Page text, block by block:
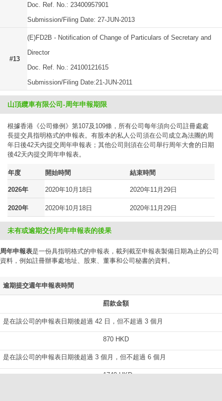
Doc. Ref. No.: 23400957901
Submission/Filing Date: 27-JUN-2013
#13
(E)FD2B - Notification of Change of Particulars of Secretary and
Director
Doc. Ref. No.: 24100121615
Submission/Filing Date:21-JUN-2011
山頂纜車有限公司-周年申報期限
根據香港《公司條例》第107及109條，所有公司每年須向公司註冊處處
長提交具指明格式的申報表。有股本的私人公司須在公司成立為法團的周
年日後42天內提交周年申報表；其他公司則須在公司舉行周年大會的日期
後42天內提交周年申報表。
年度 開始時間 結束時間
2026年 2020年10月18日 2020年11月29日
2020年 2020年10月18日 2020年11月29日
未有或逾期交付周年申報表的後果
周年申報表是一份具指明格式的申報表，載列截至申報表製備日期為止的公司
資料，例如註冊辦事處地址、股東、董事和公司秘書的資料。
逾期提交週年申報表時間
罰款金額
是在該公司的申報表日期後超過 42 日，但不超過 3 個月
870 HKD
是在該公司的申報表日期後超過 3 個月，但不超過 6 個月
1740 HKD